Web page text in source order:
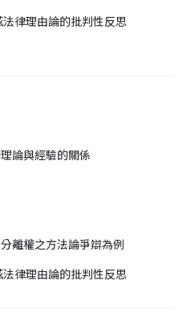
律理由論的批判性反思
論與經驗的關係
離權之方法論爭辯為例
律理由論的批判性反思